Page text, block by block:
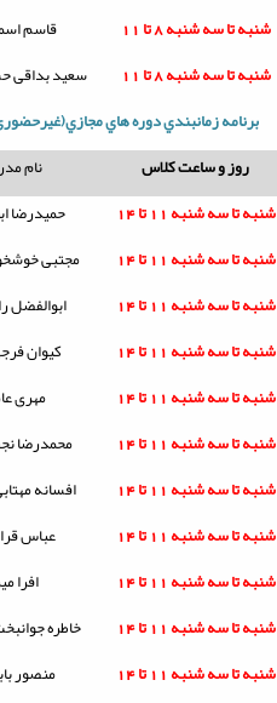
شنبه تاسه شنبه8 تا 11 قاسم
شنبه تاسه شنبه8 تا 11 سعید بداقی
برنامه زمانبندي دوره هاي
روز و ساعت کلاس نام
شنبه تاسه شنبه11 تا 14 حمیدرضا
شنبه تاسه شنبه11 تا 14 مجتبی
شنبه تاسه شنبه11 تا 14
شنبه تاسه شنبه11 تا 14 کیوان
شنبه تاسه شنبه11 تا 14 مهری
شنبه تاسه شنبه11 تا 14 محمدرضا
شنبه تاسه شنبه11 تا 14 افسانه
شنبه تاسه شنبه11 تا 14 عباس
شنبه تاسه شنبه11 تا 14 افرا
شنبه تاسه شنبه11 تا 14 خاطره
شنبه تاسه شنبه11 تا 14 منصور